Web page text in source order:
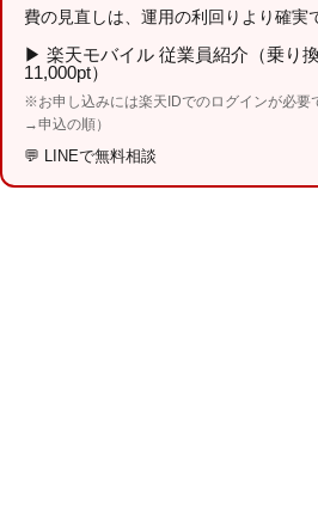
費の見直しは、運用の利回りより確実
▶ 楽天モバイル 従業員紹介（乗り
11,000pt）
※お申し込みには楽天IDでのログインが必
→申込の順）
💬 LINEで無料相談